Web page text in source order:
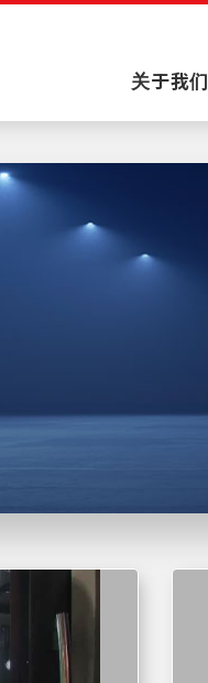
关于我们